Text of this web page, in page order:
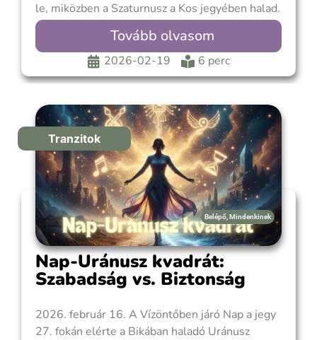
le, miközben a Szaturnusz a Kos jegyében halad.
Ez főleg kollektív szinten van így, mivel
mindenki máshol tart saját szaturnuszi
ciklusában, hacsak nem Kos Szaturnusszal
születtél. A Szaturnusz az
Tovább olvasom
2026-02-19 6 perc
Tranzitok
Belépő Mindenkinek
Nap-Uránusz kvadrát:
Szabadság vs. Biztonság
2026. február 16. A Vízöntőben járó Nap a jegy
27. fokán elérte a Bikában haladó Uránusz